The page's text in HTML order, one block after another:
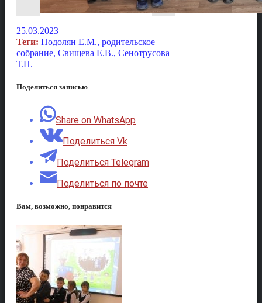
25.03.2023
Теги: Подолян Е.М., родительское
собрание, Свищева Е.В., Сенотрусова
Т.Н.
Поделиться записью
Share on WhatsApp
Поделиться Vk
Поделиться Telegram
Поделиться по почте
Вам, возможно, понравится